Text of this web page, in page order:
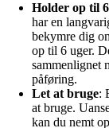
Holder op til
har en
bekymre dig
op til 6 uger.
sammenlignet
påføring.
Let at bruge:
at bruge.
kan du nemt